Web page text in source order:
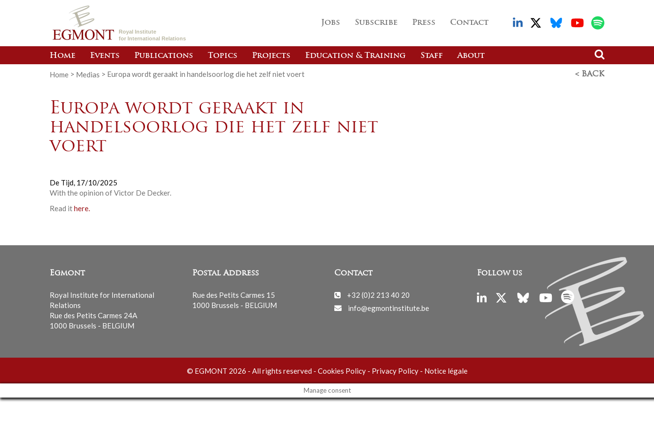
Royal Institute
for International Relations
Jobs Subscribe Press Contact
Home Events Publications Topics Projects Education & Training Staff About
Home > Medias > Europa wordt geraakt in handelsoorlog die het zelf niet voert < BACK
Europa wordt geraakt in
handelsoorlog die het zelf niet
voert
De Tijd, 17/10/2025
With the opinion ofVictor De Decker.
Read ithere.
Egmont
Royal Institute for International
Relations
Rue des Petits Carmes 24A
1000 Brussels - BELGIUM
Postal Address
Rue des Petits Carmes 15
1000 Brussels - BELGIUM
Contact
+32 (0)2 213 40 20
info@egmontinstitute.be
Follow us
© EGMONT 2026 - All rights reserved - Cookies Policy- Privacy Policy- Notice légale
Manage consent